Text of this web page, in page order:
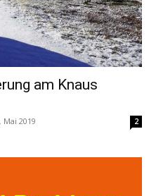
am Knaus
Mai 2019 2